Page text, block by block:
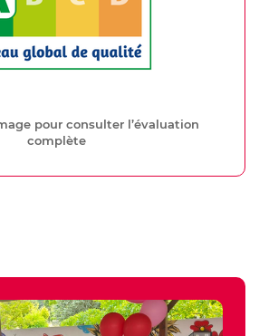
pour consulter l’évaluation
complète